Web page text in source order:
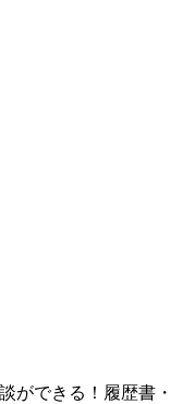
ができる！履歴書・